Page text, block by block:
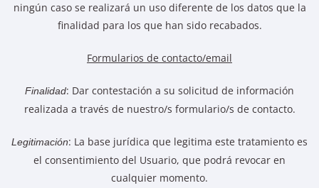
ningún caso se realizará un uso diferente de los datos que la
finalidad para los que han sido recabados.
Formularios de contacto/email
Finalidad: Dar contestación a su solicitud de información
realizada a través de nuestro/s formulario/s de contacto.
Legitimación: La base jurídica que legitima este tratamiento es
el consentimiento del Usuario, que podrá revocar en
cualquier momento.